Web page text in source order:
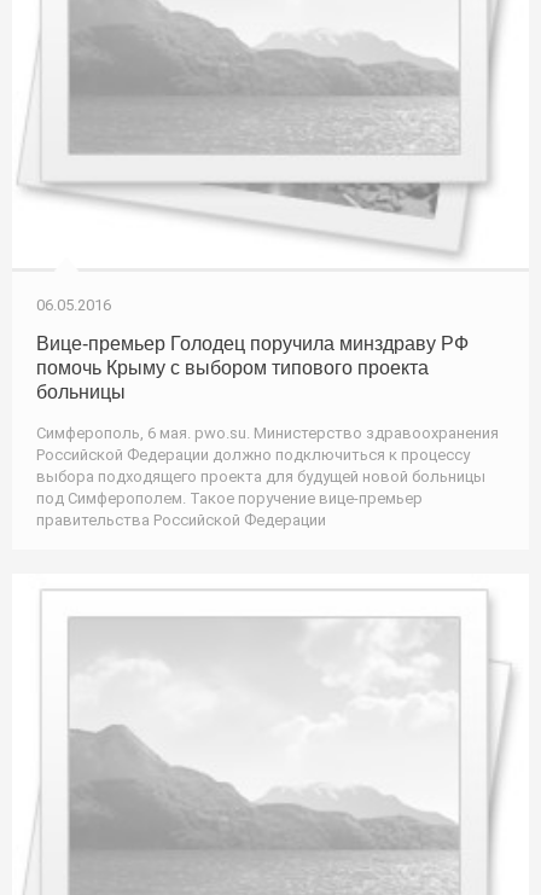
06.05.2016
Вице-премьер Голодец поручила минздраву РФ
помочь Крыму с выбором типового проекта
больницы
Симферополь, 6 мая. pwo.su. Министерство здравоохранения
Российской Федерации должно подключиться к процессу
выбора подходящего проекта для будущей новой больницы
под Симферополем. Такое поручение вице-премьер
правительства Российской Федерации